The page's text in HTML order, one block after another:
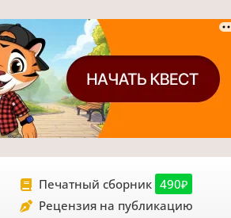
Печатный сборник 490₽
Рецензия на публикацию